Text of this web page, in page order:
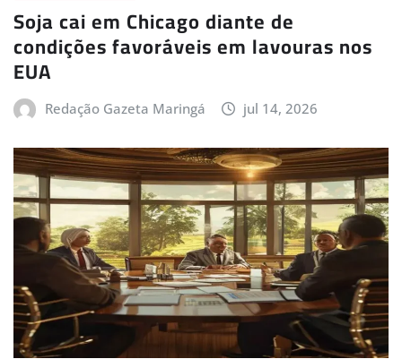
Soja cai em Chicago diante de
condições favoráveis em lavouras nos
EUA
Redação Gazeta Maringá jul 14, 2026